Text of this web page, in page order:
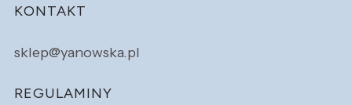
Linki w stopce
KONTAKT
sklep@yanowska.pl
REGULAMINY